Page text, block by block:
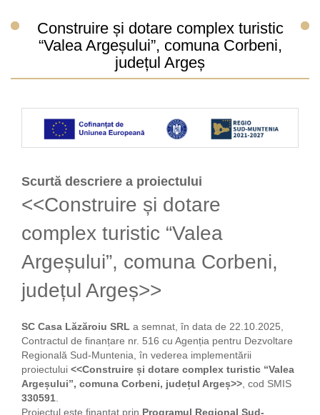
Despre noi
Cazare
Restaurant
Galerie
Galerie foto
Împrejurimi
Bunătățile Casei Lăzăroiu
Articole
Contact
Construire și dotare complex turistic
“Valea Argeșului”, comuna Corbeni,
județul Argeș
Scurtă descriere a proiectului
<<Construire și dotare
complex turistic “Valea
Argeșului”, comuna Corbeni,
județul Argeș>>
SC Casa Lăzăroiu SRL a semnat, în data de 22.10.2025,
Contractul de finanțare nr. 516 cu Agenția pentru Dezvoltare
Regională Sud-Muntenia, în vederea implementării
proiectului <<Construire și dotare complex turistic “Valea
Argeșului”, comuna Corbeni, județul Argeș>>, cod SMIS
330591.
Proiectul este finanțat prin Programul Regional Sud-